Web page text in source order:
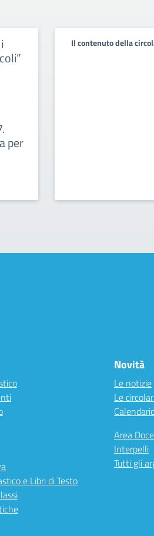
per
Il contenuto della
e Libri di Testo
Novità
Le notizie
Le
Area
Interpelli
Tutti gli